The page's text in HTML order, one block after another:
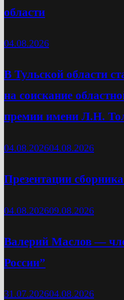
области
04.08.2026
В Тульской области
на соискание
премии имени Л.Н.
04.08.202604.08.2026
Презентации
04.08.202609.08.2026
Валерий Маслов —
России”
31.07.202604.08.2026